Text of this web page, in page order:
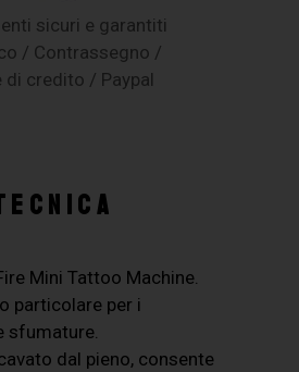
sicuri e garantiti
/ Contrassegno /
di credito / Paypal
Mini Tattoo Machine.
particolare per i
sfumature.
dal pieno, consente